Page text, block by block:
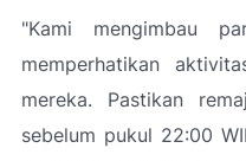
"Kami mengimbau
memperhatikan
mereka. Pastikan
sebelum pukul 22:00